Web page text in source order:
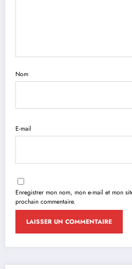
Nom
E-mail
Enregistrer mon nom, mon e-mail et mon
prochain commentaire.